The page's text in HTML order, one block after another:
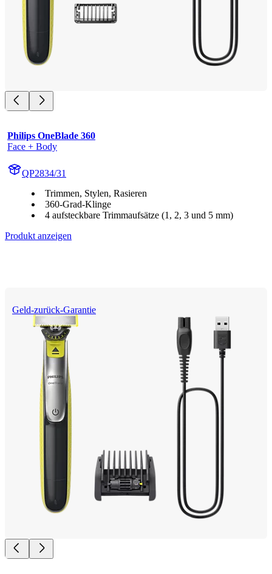
Philips OneBlade 360
Face + Body
QP2834/31
Trimmen, Stylen, Rasieren
360-Grad-Klinge
4 aufsteckbare Trimmaufsätze (1, 2, 3 und 5 mm)
Produkt anzeigen
Geld-zurück-Garantie